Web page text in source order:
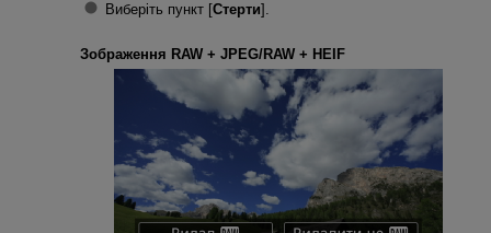
Виберіть пункт [Стерти].
Зображення RAW + JPEG/RAW + HEIF